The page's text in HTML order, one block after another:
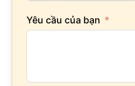
Yêu cầu của bạn